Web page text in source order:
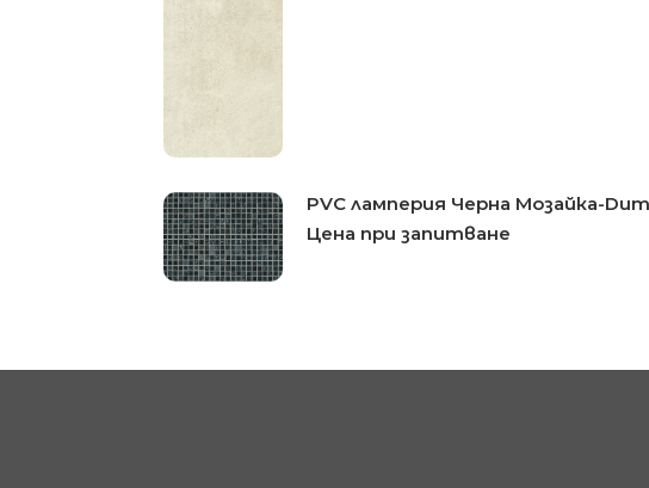
PVC ламперия Черна Мозайка-
Цена при запитване